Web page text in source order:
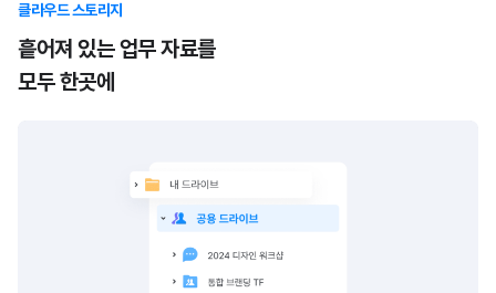
클라우드 스토리지
흩어져 있는 업무 자료를
모두 한곳에